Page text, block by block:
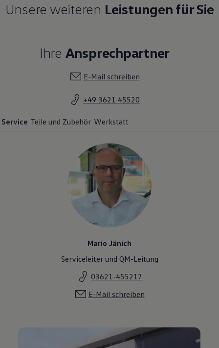
Unsere weiteren Leistungen für Sie
Ihre Ansprechpartner
E-Mail schreiben
+49 3621 45520
Service Teile und Zubehör Werkstatt
Mario Jänich
Serviceleiter und QM-Leitung
03621-455217
E-Mail schreiben